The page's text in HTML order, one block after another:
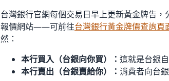
台灣銀行官網每個交易日早上更新黃金牌告
報價網站——可前往台灣銀行黃金牌價查詢頁
然：
本行買入（台銀向你買）： 這就是台銀
本行賣出（台銀賣給你）： 消費者向台